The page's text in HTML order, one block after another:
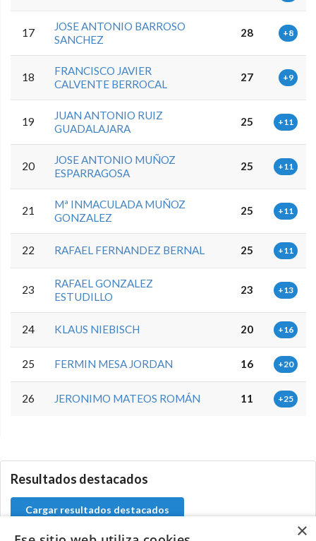
17
JOSE ANTONIO BARROSO
SANCHEZ
28 +8
18
FRANCISCO JAVIER
CALVENTE BERROCAL
27 +9
19
JUAN ANTONIO RUIZ
GUADALAJARA
25 +11
20
JOSE ANTONIO MUÑOZ
ESPARRAGOSA
25 +11
21
Mª INMACULADA MUÑOZ
GONZALEZ
25 +11
22 RAFAEL FERNANDEZ BERNAL 25 +11
23
RAFAEL GONZALEZ
ESTUDILLO
23 +13
24 KLAUS NIEBISCH 20 +16
25 FERMIN MESA JORDAN 16 +20
26 JERONIMO MATEOS ROMÁN 11 +25
Resultados destacados
Cargar resultados destacados
×